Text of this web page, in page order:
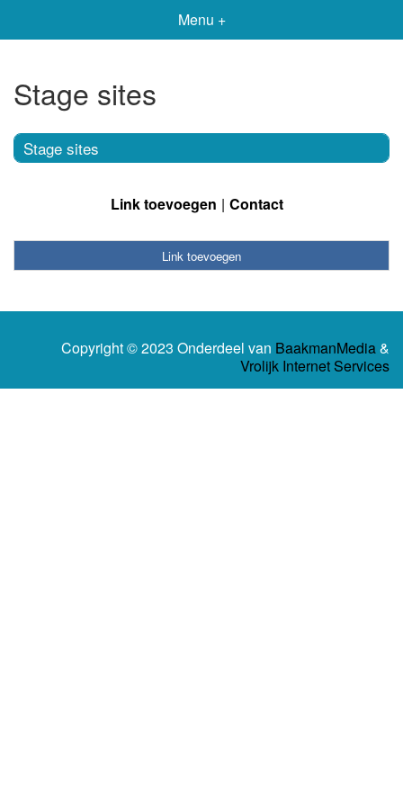
Menu +
Stage sites
Stage sites
Link toevoegen Contact
Link toevoegen
Copyright © 2023 Onderdeel van BaakmanMedia&
Vrolijk Internet Services